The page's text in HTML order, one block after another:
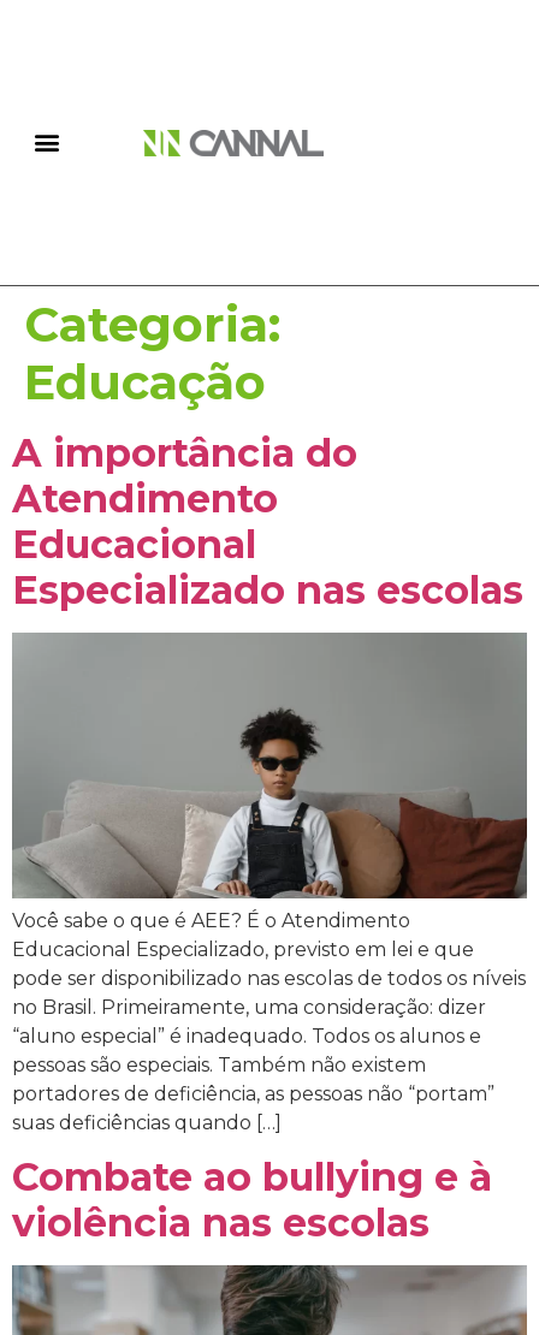
Categoria:
Educação
A importância do
Atendimento
Educacional
Especializado nas escolas
Você sabe o que é AEE? É o Atendimento
Educacional Especializado, previsto em lei e que
pode ser disponibilizado nas escolas de todos os níveis
no Brasil. Primeiramente, uma consideração: dizer
“aluno especial” é inadequado. Todos os alunos e
pessoas são especiais. Também não existem
portadores de deficiência, as pessoas não “portam”
suas deficiências quando […]
Combate ao bullying e à
violência nas escolas